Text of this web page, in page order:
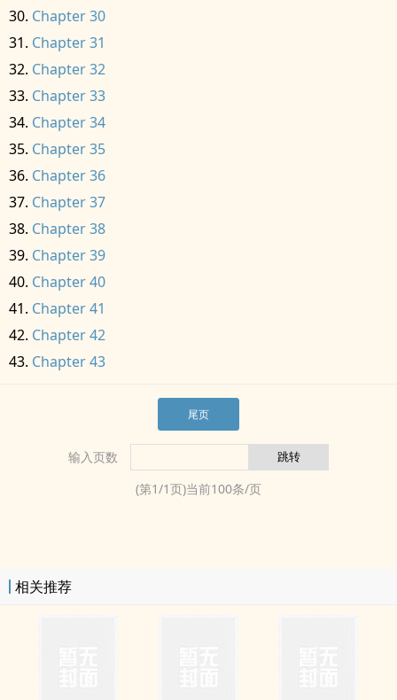
Chapter 30
Chapter 31
Chapter 32
Chapter 33
Chapter 34
Chapter 35
Chapter 36
Chapter 37
Chapter 38
Chapter 39
Chapter 40
Chapter 41
Chapter 42
Chapter 43
尾页
输入页数
(第1/1页)当前100条/页
相关推荐